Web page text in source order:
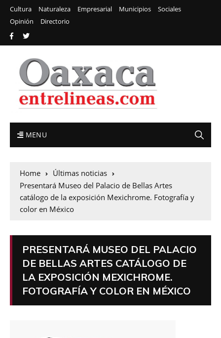
Cultura Naturaleza Empresarial Municipios
Sociales
Opinión
Directorio
MENU
Home
Últimas noticias
Presentará Museo del Palacio de Bellas Artes
catálogo de la exposición Mexichrome. Fotografía y
color en México
PRESENTARÁ MUSEO DEL PALACIO
DE BELLAS ARTES CATÁLOGO DE
LA EXPOSICIÓN MEXICHROME.
FOTOGRAFÍA Y COLOR EN MÉXICO